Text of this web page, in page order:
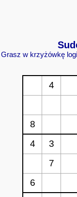
Grasz w krzyżówkę